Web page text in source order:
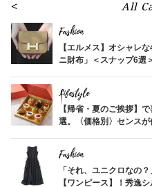
All
Fashion
【エルメス】オシャレ
ニ財布」＜スナップ6選
Lifestyle
【帰省・夏のご挨拶】
選。〈価格別〉センスが
Fashion
「それ、ユニクロなの
【ワンピース】！秀逸